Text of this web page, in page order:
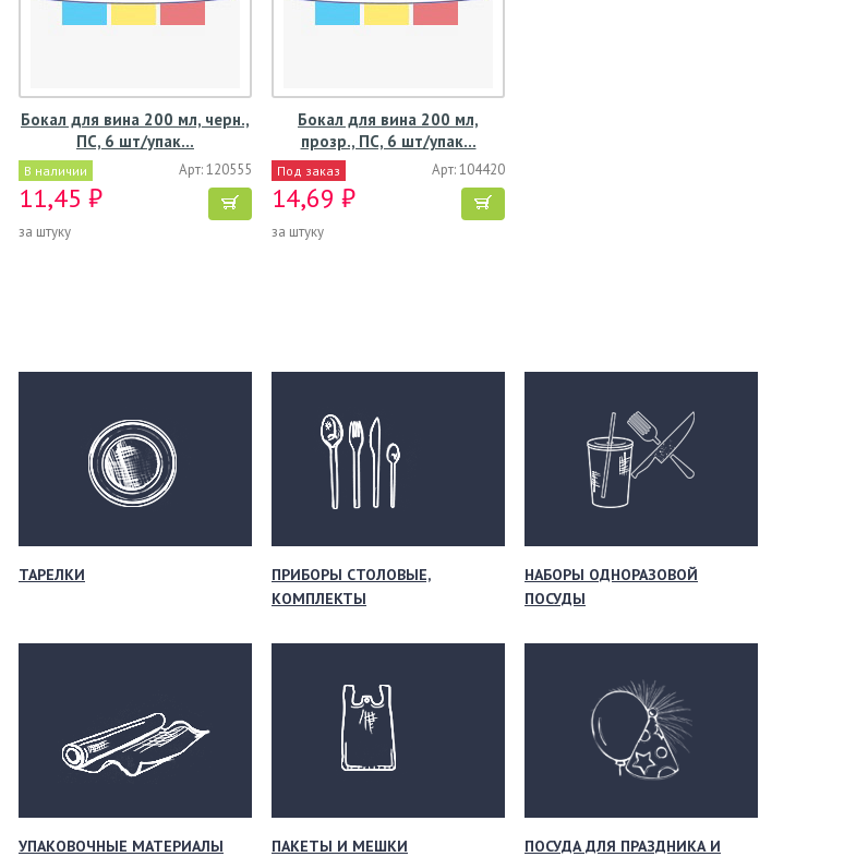
Бокал для вина 200 мл, черн.,
ПС, 6 шт/упак…
В наличии Арт: 120555
11,45 ₽
за штуку
Бокал для вина 200 мл,
прозр., ПС, 6 шт/упак…
Под заказ Арт: 104420
14,69 ₽
за штуку
ТАРЕЛКИ
ПРИБОРЫ СТОЛОВЫЕ,
КОМПЛЕКТЫ
НАБОРЫ ОДНОРАЗОВОЙ
ПОСУДЫ
УПАКОВОЧНЫЕ МАТЕРИАЛЫ ПАКЕТЫ И МЕШКИ
ПОСУДА ДЛЯ ПРАЗДНИКА И